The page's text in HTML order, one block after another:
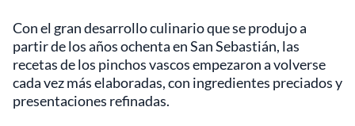
Con el gran desarrollo culinario que se produjo a
partir de los años ochenta en San Sebastián, las
recetas de los pinchos vascos empezaron a volverse
cada vez más elaboradas, con ingredientes preciados y
presentaciones refinadas.